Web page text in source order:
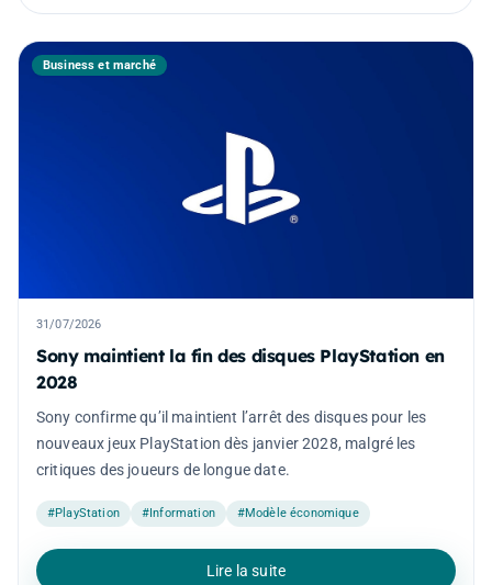
Business et marché
31/07/2026
Sony maintient la fin des disques PlayStation en
2028
Sony confirme qu’il maintient l’arrêt des disques pour les
nouveaux jeux PlayStation dès janvier 2028, malgré les
critiques des joueurs de longue date.
#PlayStation #Information #Modèle économique
Lire la suite